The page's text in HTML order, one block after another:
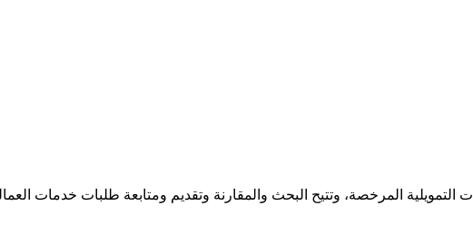
المرخصة، وتتيح البحث والمقارنة وتقديم ومتابعة طلبات خدمات